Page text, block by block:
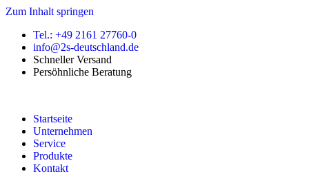
Zum Inhalt springen
Tel.: +49 2161 27760-0
info@2s-deutschland.de
Schneller Versand
Persöhnliche Beratung
Startseite
Unternehmen
Service
Produkte
Kontakt